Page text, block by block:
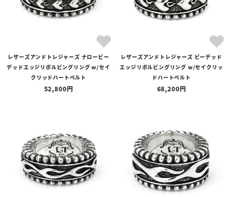
レザーズアンドトレジャーズ ナロービー
デッドエッジリボルビングリング w/セイ
クリッドハートベルト
52,800
レザーズアンドトレジャーズ ビーデッド
エッジリボルビングリング w/セイクリッ
ドハートベルト
68,200